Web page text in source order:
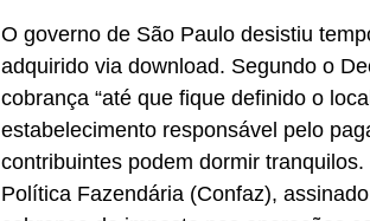
O governo de São Paulo desistiu
adquirido via download. Segundo o
cobrança “até que fique definido o
estabelecimento responsável pelo
contribuintes podem dormir
Política Fazendária (Confaz),